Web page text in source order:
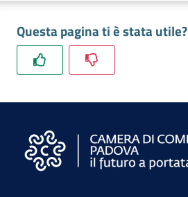
Questa pagina ti è stata utile?